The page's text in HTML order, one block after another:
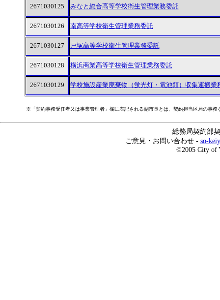
2671030125 みなと総合高等学校衛生管理業務委託
2671030126 南高等学校衛生管理業務委託
2671030127 戸塚高等学校衛生管理業務委託
2671030128 横浜商業高等学校衛生管理業務委託
2671030129 学校施設産業廃棄物（蛍光灯・電池類）収集運搬業
※「契約事務受任者又は事業管理者」欄に表記される副市長とは、契約担当区局の事務
総務局契約部
ご意見・お問い合わせ - so-
©2005 City of